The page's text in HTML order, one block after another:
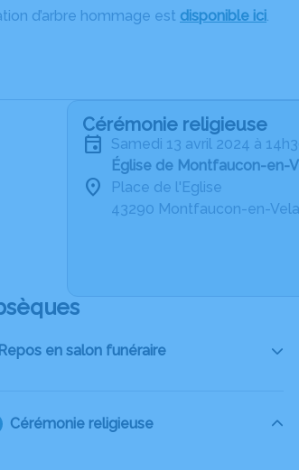
d’arbre hommage est disponible ici.
Cérémonie religieuse
samedi 13 avril 2024 à
Église de Montfaucon-en-
Place de l'Eglise
43290 Montfaucon-en-
Repos en salon funéraire
Cérémonie religieuse